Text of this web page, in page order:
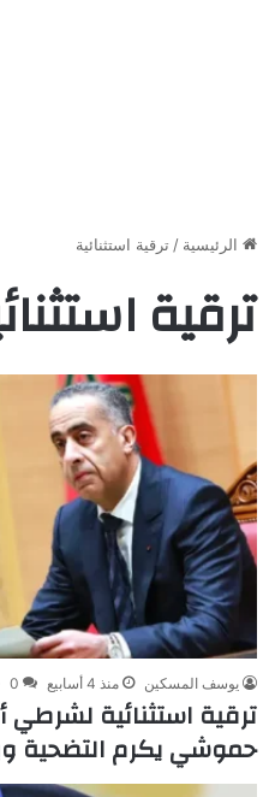
الرئيسية / ترقية استثنائية
ترقية
يوسف المسكين منذ 4 أسابيع 0
ترقية استثنائية لشرطي
حموشي يكرم التضحية